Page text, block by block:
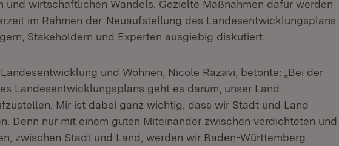
und wirtschaftlichen Wandels. Gezielte Maßnahmen dafür werden
im Rahmen der Neuaufstellung des Landesentwicklungsplans
Stakeholdern und Experten ausgiebig diskutiert.
und Wohnen, Nicole Razavi, betonte: „Bei der
Landesentwicklungsplans geht es darum, unser Land
Mir ist dabei ganz wichtig, dass wir Stadt und Land
Denn nur mit einem guten Miteinander zwischen verdichteten und
zwischen Stadt und Land, werden wir Baden-Württemberg